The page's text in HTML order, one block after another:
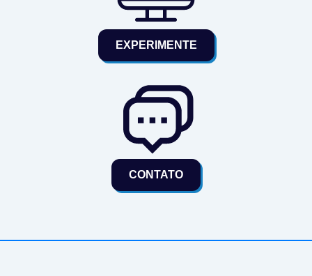
EXPERIMENTE
CONTATO